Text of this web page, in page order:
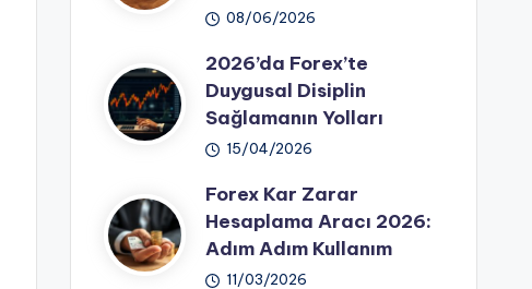
08/06/2026
2026’da Forex’te
Duygusal Disiplin
Sağlamanın Yolları
15/04/2026
Forex Kar Zarar
Hesaplama Aracı 2026:
Adım Adım Kullanım
11/03/2026